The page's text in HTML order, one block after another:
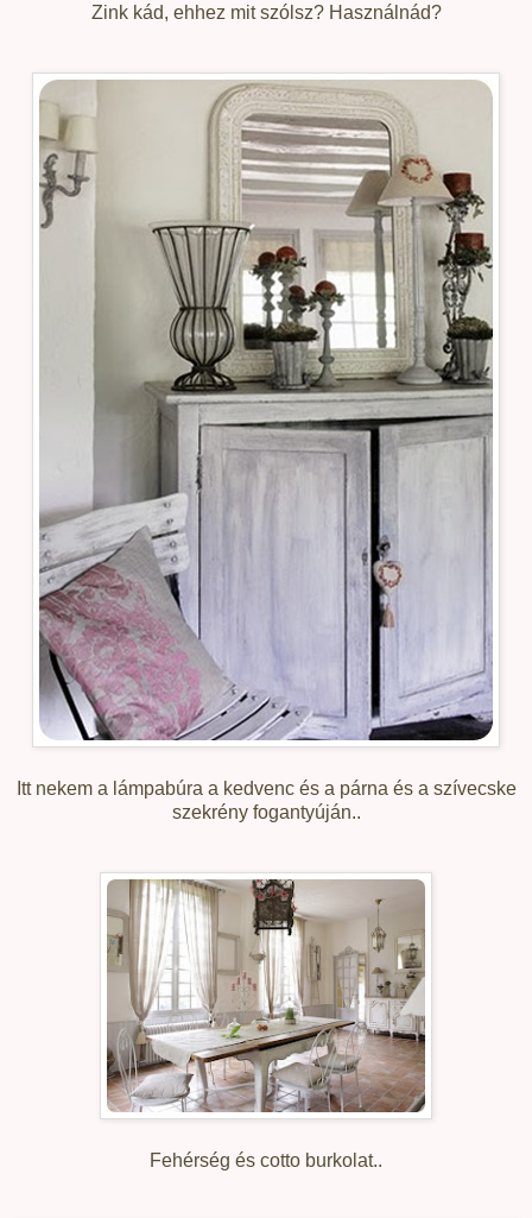
Zink kád, ehhez mit szólsz? Használnád?
Itt nekem a lámpabúra a kedvenc és a párna és a szívecske
szekrény fogantyúján..
Fehérség és cotto burkolat..